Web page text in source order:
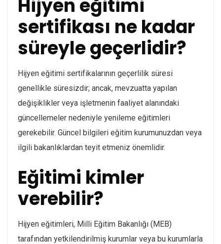
Hijyen eğitimi
sertifikası ne kadar
süreyle geçerlidir?
Hijyen eğitimi sertifikalarının geçerlilik süresi
genellikle süresizdir; ancak, mevzuatta yapılan
değişiklikler veya işletmenin faaliyet alanındaki
güncellemeler nedeniyle yenileme eğitimleri
gerekebilir. Güncel bilgileri eğitim kurumunuzdan veya
ilgili bakanlıklardan teyit etmeniz önemlidir.
Eğitimi kimler
verebilir?
Hijyen eğitimleri, Milli Eğitim Bakanlığı (MEB)
tarafından yetkilendirilmiş kurumlar veya bu kurumlarla